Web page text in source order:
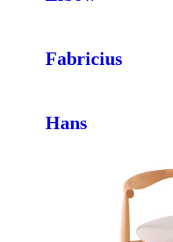
Fabricius
Hans